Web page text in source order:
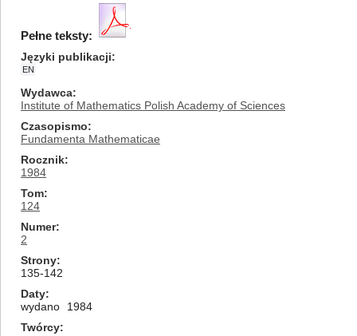
Pełne teksty:
Języki publikacji
EN
Wydawca
Institute of Mathematics Polish Academy of Sciences
Czasopismo
Fundamenta Mathematicae
Rocznik
1984
Tom
124
Numer
2
Strony
135-142
Daty
wydano
1984
Twórcy